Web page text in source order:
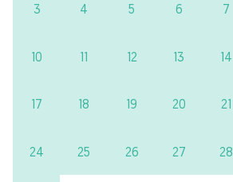
3 4 5 6 7
10 11 12 13 14
17 18 19 20 21
24 25 26 27 28